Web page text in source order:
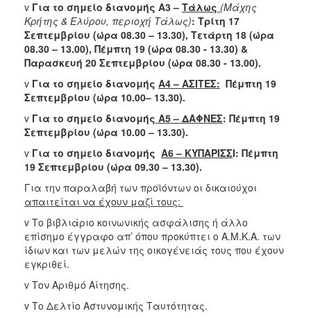
v Για το σημείο διανομής Α3 – Τάλως (Μάχης
Κρήτης & Ελύρου, περιοχή Τάλως): Τρίτη 17
Σεπτεμβρίου (ώρα 08.30 – 13.30), Τετάρτη 18 (ώρα
08.30 – 13.00), Πέμπτη 19 (ώρα 08.30 - 13.30) &
Παρασκευή 20 Σεπτεμβρίου (ώρα 08.30 - 13.00).
v Για το σημείο διανομής Α4 – ΑΣΙΤΕΣ: Πέμπτη 19
Σεπτεμβρίου (ώρα 10.00– 13.30).
v Για το σημείο διανομής Α5 – ΔΑΦΝΕΣ: Πέμπτη 19
Σεπτεμβρίου (ώρα 10.00 – 13.30).
v Για το σημείο διανομής A6 – ΚΥΠΑΡΙΣΣΙ: Πέμπτη
19 Σεπτεμβρίου (ώρα 09.30 – 13.30).
Για την παραλαβή των προϊόντων οι δικαιούχοι
απαιτείται να έχουν μαζί τους:
v Το βιβλιάριο κοινωνικής ασφάλισης ή άλλο
επίσημο έγγραφο απ’ όπου προκύπτει ο Α.Μ.Κ.Α. των
ίδιων και των μελών της οικογένειάς τους που έχουν
εγκριθεί.
v Τον Αριθμό Αίτησης.
v Το Δελτίο Αστυνομικής Ταυτότητας.